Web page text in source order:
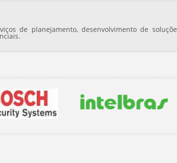
de planejamento, desenvolvimento de